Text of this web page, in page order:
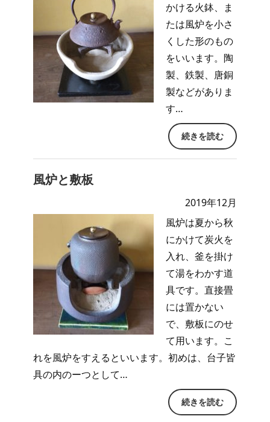
かける火鉢、ま
たは風炉を小さ
くした形のもの
をいいます。陶
製、鉄製、唐銅
製などがありま
す…
続きを読む
風炉と敷板
2019年12月
風炉は夏から秋
にかけて炭火を
入れ、釜を掛け
て湯をわかす道
具です。直接畳
には置かない
で、敷板にのせ
て用います。こ
れを風炉をすえるといいます。初めは、台子皆
具の内のーつとして…
続きを読む